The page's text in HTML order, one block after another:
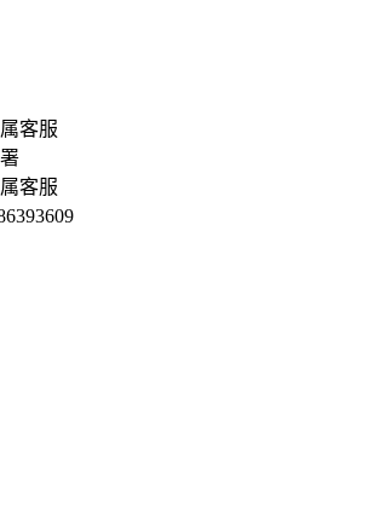
客服